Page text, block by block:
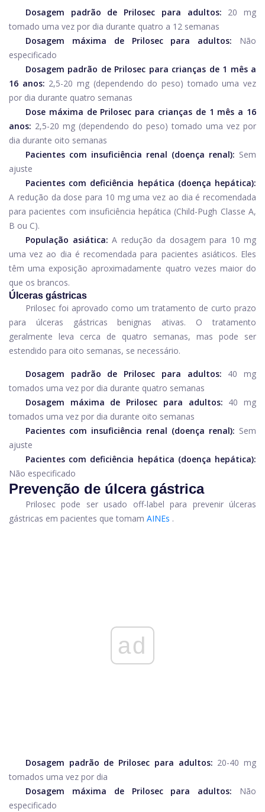
Dosagem padrão de Prilosec para adultos:
20 mg
tomado uma vez por dia durante quatro a 12 semanas
Dosagem máxima de Prilosec para adultos:
Não
especificado
Dosagem padrão de Prilosec para crianças de 1 mês a
16 anos: 2,5-20 mg (dependendo do peso) tomado uma vez
por dia durante quatro semanas
Dose máxima de Prilosec para crianças de 1 mês a 16
anos: 2,5-20 mg (dependendo do peso) tomado uma vez por
dia durante oito semanas
Pacientes com insuficiência renal (doença renal): Sem
ajuste
Pacientes com deficiência hepática (doença hepática):
A redução da dose para 10 mg uma vez ao dia é recomendada
para pacientes com insuficiência hepática (Child-Pugh Classe A,
B ou C).
População asiática: A redução da dosagem para 10 mg
uma vez ao dia é recomendada para pacientes asiáticos. Eles
têm uma exposição aproximadamente quatro vezes maior do
que os brancos.
Úlceras gástricas
Prilosec foi aprovado como um tratamento de curto prazo
para úlceras gástricas benignas ativas. O tratamento
geralmente leva cerca de quatro semanas, mas pode ser
estendido para oito semanas, se necessário.
Dosagem padrão de Prilosec para adultos:
40 mg
tomados uma vez por dia durante quatro semanas
Dosagem máxima de Prilosec para adultos: 40 mg
tomados uma vez por dia durante oito semanas
Pacientes com insuficiência renal (doença renal): Sem
ajuste
Pacientes com deficiência hepática (doença hepática):
Não especificado
Prevenção de úlcera gástrica
Prilosec pode ser usado off-label para prevenir úlceras
gástricas em pacientes que tomam AINEs .
ad
Dosagem padrão de Prilosec para adultos: 20-40 mg
tomados uma vez por dia
Dosagem máxima de Prilosec para adultos:
Não
especificado